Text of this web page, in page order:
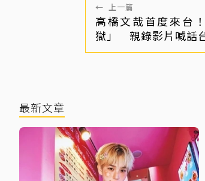
← 上一篇
高橋文哉首度來台
獄」 親錄影片喊話
最新文章